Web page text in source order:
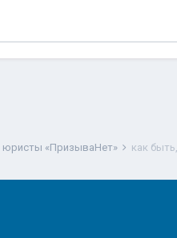
юристы «ПризываНет» как